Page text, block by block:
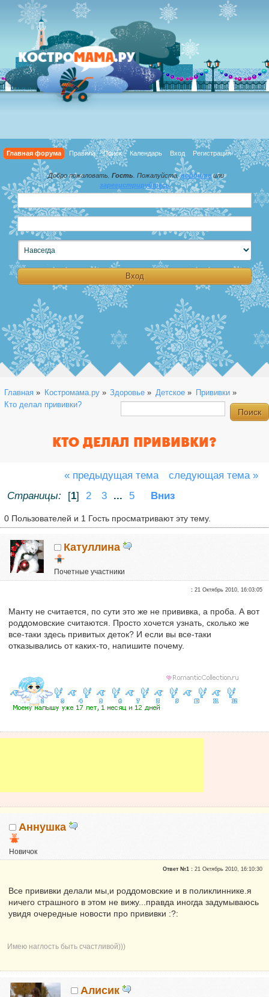
Главная форума Правила Поиск Календарь Вход Регистрация
Добро пожаловать, Гость . Пожалуйста,войдитеили
зарегистрируйтесь.
Главная » Костромама.ру» Здоровье » Детское» Прививки»
Кто делал прививки?
КТО ДЕЛАЛ ПРИВИВКИ?
« предыдущая тема
следующая тема »
Страницы:
[1] 2 3 ... 5 Вниз
0 Пользователей и 1 Гость просматривают эту тему.
Катуллина
Почетные участники
:21 Октябрь 2010, 16:03:05
Манту не считается, по сути это же не прививка, а проба. А вот
роддомовские считаются. Просто хочется узнать, сколько же
все-таки здесь привитых деток? И если вы все-таки
отказывались от каких-то, напишите почему.
Аннушка
Новичок
Ответ №1 :21 Октябрь 2010, 16:10:30
Все прививки делали мы,и роддомовские и в поликлиннике.я
ничего страшного в этом не вижу...правда иногда задумываюсь
увидя очередные новости про прививки :?:
Имею наглость быть счастливой)))
Алисик